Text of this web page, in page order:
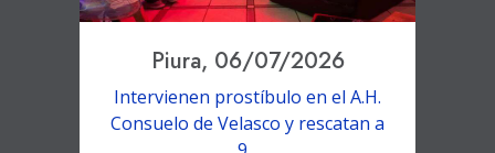
Piura, 06/07/2026
Intervienen prostíbulo en el A.H.
Consuelo de Velasco y rescatan a